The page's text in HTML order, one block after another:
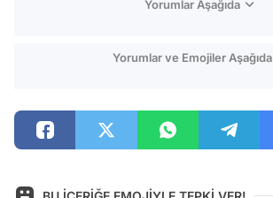
Yorumlar Aşağıda
Yorumlar ve Emojiler Aşağıda